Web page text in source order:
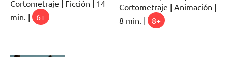
Cortometraje | Ficción | 14
min. |
6+
Cortometraje | Animación |
8 min. |
8+